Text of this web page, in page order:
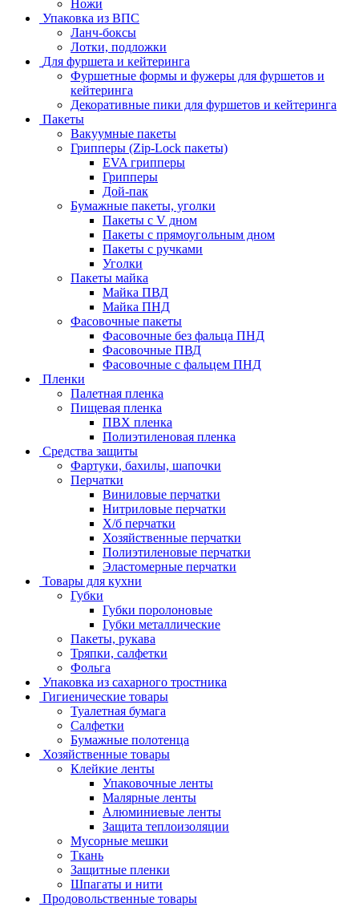
Ножи
Упаковка из ВПС
Ланч-боксы
Лотки, подложки
Для фуршета и кейтеринга
Фуршетные формы и фужеры для фуршетов и
кейтеринга
Декоративные пики для фуршетов и кейтеринга
Пакеты
Вакуумные пакеты
Грипперы (Zip-Lock пакеты)
EVA грипперы
Грипперы
Дой-пак
Бумажные пакеты, уголки
Пакеты с V дном
Пакеты с прямоугольным дном
Пакеты с ручками
Уголки
Пакеты майка
Майка ПВД
Майка ПНД
Фасовочные пакеты
Фасовочные без фальца ПНД
Фасовочные ПВД
Фасовочные с фальцем ПНД
Пленки
Палетная пленка
Пищевая пленка
ПВХ пленка
Полиэтиленовая пленка
Средства защиты
Фартуки, бахилы, шапочки
Перчатки
Виниловые перчатки
Нитриловые перчатки
Х/б перчатки
Хозяйственные перчатки
Полиэтиленовые перчатки
Эластомерные перчатки
Товары для кухни
Губки
Губки поролоновые
Губки металлические
Пакеты, рукава
Тряпки, салфетки
Фольга
Упаковка из сахарного тростника
Гигиенические товары
Туалетная бумага
Салфетки
Бумажные полотенца
Хозяйственные товары
Клейкие ленты
Упаковочные ленты
Малярные ленты
Алюминиевые ленты
Защита теплоизоляции
Мусорные мешки
Ткань
Защитные пленки
Шпагаты и нити
Продовольственные товары